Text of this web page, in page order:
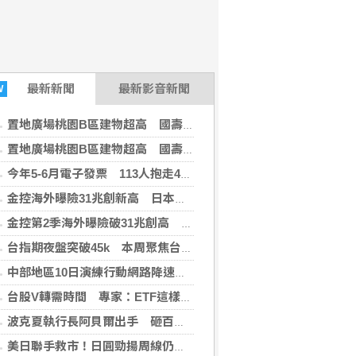
最新新聞 最新影音新聞
置地廣場桃園B區建物超高 國壽允修正高度儘速拆除
置地廣場桃園B區建物超高 國壽允修正高度儘速拆除
今年5-6月電子發票 113人抱走4大獎近2.5億
金控海外曝險31兆創新高 日本年增45%最多
金控第2季海外曝險破31兆創高 日本年增45%居冠
台指期夜盤突破45k 本周聚焦台積電營收＋鴻海法說
中部地區10日演練行動網路降速 NCC籲提前準備
台股V轉需時間 專家：ETF這樣配置攻守兼備
波克夏執行長阿貝爾出手 砸百億美元投資Alphabet
美日聯手救市！日圓勁揚周線仍貶 分析師：不排除再干預